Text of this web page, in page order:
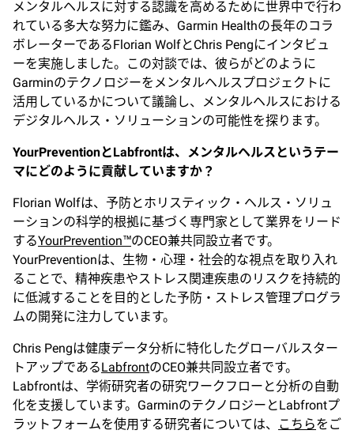
メンタルヘルスに対する認識を高めるために世界中で行わ
れている多大な努力に鑑み、Garmin Healthの長年のコラ
ボレーターであるFlorian WolfとChris Pengにインタビュ
ーを実施しました。この対談では、彼らがどのように
Garminのテクノロジーをメンタルヘルスプロジェクトに
活用しているかについて議論し、メンタルヘルスにおける
デジタルヘルス・ソリューションの可能性を探ります。
YourPreventionとLabfrontは、メンタルヘルスというテー
マにどのように貢献していますか？
Florian Wolfは、予防とホリスティック・ヘルス・ソリュ
ーションの科学的根拠に基づく専門家として業界をリード
するYourPrevention™のCEO兼共同設立者です。
YourPreventionは、生物・心理・社会的な視点を取り入れ
ることで、精神疾患やストレス関連疾患のリスクを持続的
に低減することを目的とした予防・ストレス管理プログラ
ムの開発に注力しています。
Chris Pengは健康データ分析に特化したグローバルスター
トアップであるLabfrontのCEO兼共同設立者です。
Labfrontは、学術研究者の研究ワークフローと分析の自動
化を支援しています。GarminのテクノロジーとLabfrontプ
ラットフォームを使用する研究者については、
こちらをご